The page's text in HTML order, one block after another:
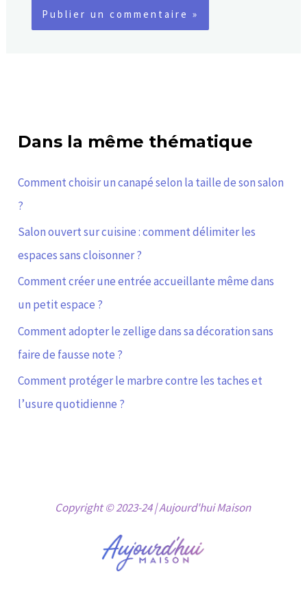
Dans la même thématique
Comment choisir un canapé selon la taille de son salon
?
Salon ouvert sur cuisine : comment délimiter les
espaces sans cloisonner ?
Comment créer une entrée accueillante même dans
un petit espace ?
Comment adopter le zellige dans sa décoration sans
faire de fausse note ?
Comment protéger le marbre contre les taches et
l’usure quotidienne ?
Copyright © 2023-24 | Aujourd'hui Maison